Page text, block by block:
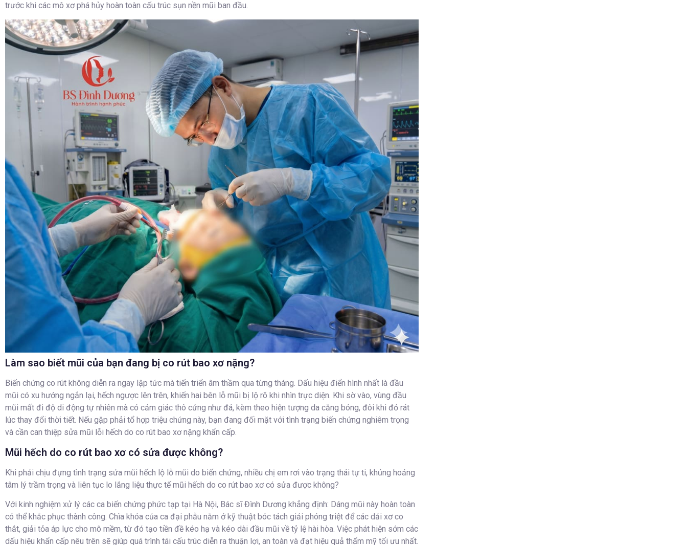
trước khi các mô xơ phá hủy hoàn toàn cấu trúc sụn nền mũi ban đầu.
Làm sao biết mũi của bạn đang bị co rút bao xơ nặng?
Biến chứng co rút không diễn ra ngay lập tức mà tiến triển âm thầm qua từng tháng. Dấu hiệu điển hình nhất là đầu
mũi có xu hướng ngắn lại, hếch ngược lên trên, khiến hai bên lỗ mũi bị lộ rõ khi nhìn trực diện. Khi sờ vào, vùng đầu
mũi mất đi độ di động tự nhiên mà có cảm giác thô cứng như đá, kèm theo hiện tượng da căng bóng, đôi khi đỏ rát
lúc thay đổi thời tiết. Nếu gặp phải tổ hợp triệu chứng này, bạn đang đối mặt với tình trạng biến chứng nghiêm trọng
và cần can thiệp sửa mũi lỗi hếch do co rút bao xơ nặng khẩn cấp.
Mũi hếch do co rút bao xơ có sửa được không?
Khi phải chịu đựng tình trạng sửa mũi hếch lộ lỗ mũi do biến chứng, nhiều chị em rơi vào trạng thái tự ti, khủng hoảng
tâm lý trầm trọng và liên tục lo lắng liệu thực tế mũi hếch do co rút bao xơ có sửa được không?
Với kinh nghiệm xử lý các ca biến chứng phức tạp tại Hà Nội, Bác sĩ Đình Dương khẳng định: Dáng mũi này hoàn toàn
có thể khắc phục thành công. Chìa khóa của ca đại phẫu nằm ở kỹ thuật bóc tách giải phóng triệt để các dải xơ co
thắt, giải tỏa áp lực cho mô mềm, từ đó tạo tiền đề kéo hạ và kéo dài đầu mũi về tỷ lệ hài hòa. Việc phát hiện sớm các
dấu hiệu khẩn cấp nêu trên sẽ giúp quá trình tái cấu trúc diễn ra thuận lợi, an toàn và đạt hiệu quả thẩm mỹ tối ưu nhất.